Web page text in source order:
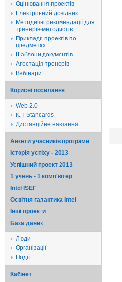
Оцінювання проектів
Електронний довідник
Методичні рекомендації для
тренерів-методистів
Приклади проектів по
предметах
Шаблони документів
Атестація тренерів
Вебінари
Корисні посилання
Web 2.0
ICT Standards
Дистанційне навчання
Анкети учасників програми
Історія успіху - 2013
Успішний проект 2013
1 учень - 1 комп'ютер
Intel ISEF
Освітня галактика Intel
Iншi проекти
База даних
Люди
Організації
Події
Кабінет